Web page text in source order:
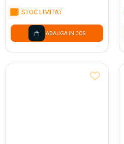
STOC LIMITAT
ADAUGA IN COS